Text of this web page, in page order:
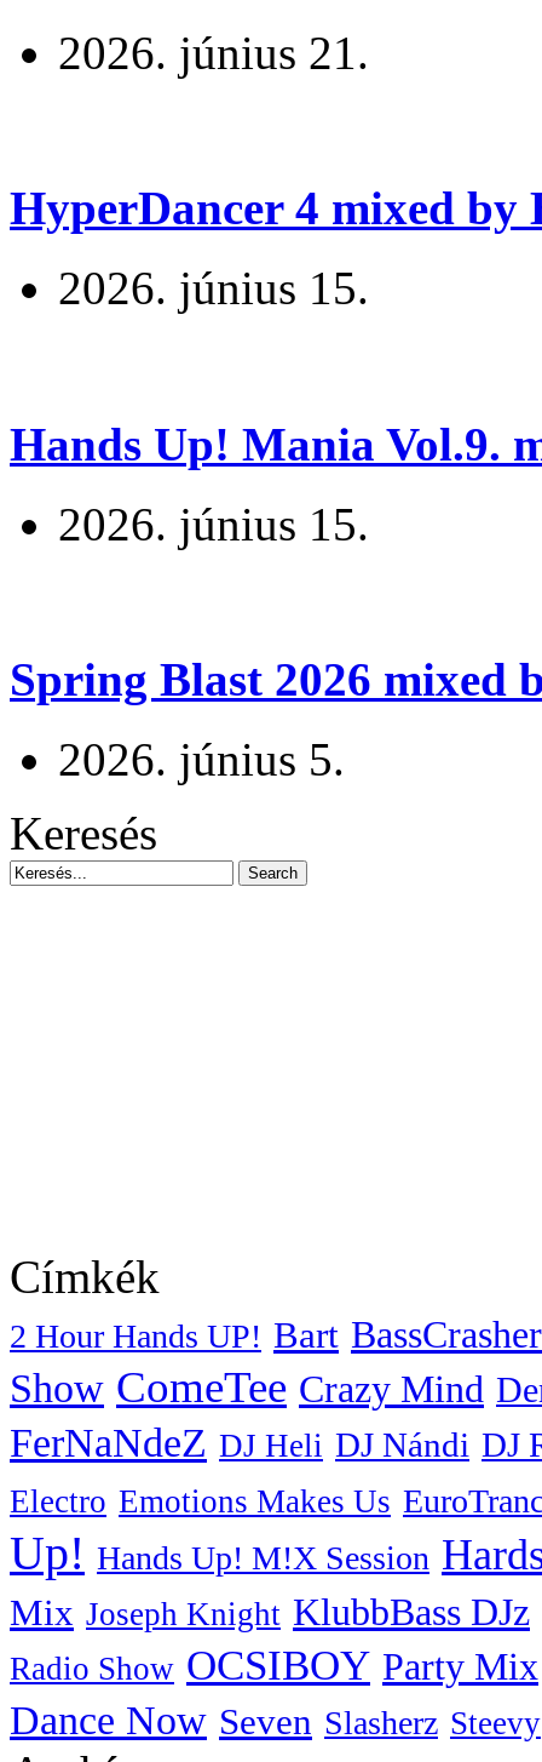
2026. június 21.
HyperDancer 4 mixed by
2026. június 15.
Hands Up! Mania Vol.9.
2026. június 15.
Spring Blast 2026 mixed
2026. június 5.
Keresés
Címkék
2 Hour Hands UP! Bart BassCrasher
Show ComeTee Crazy Mind
FerNaNdeZ DJ Heli DJ Nándi DJ
Electro Emotions Makes Us
Up! Hands Up! M!X Session
Mix Joseph Knight KlubbBass DJz
Radio Show OCSIBOY Party Mix
Dance Now Seven Slasherz Steevy